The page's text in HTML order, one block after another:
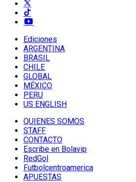
Ediciones
ARGENTINA
BRASIL
CHILE
GLOBAL
MÉXICO
PERU
US ENGLISH
QUIENES SOMOS
STAFF
CONTACTO
Escribe en Bolavip
RedGol
Futbolcentroamerica
APUESTAS